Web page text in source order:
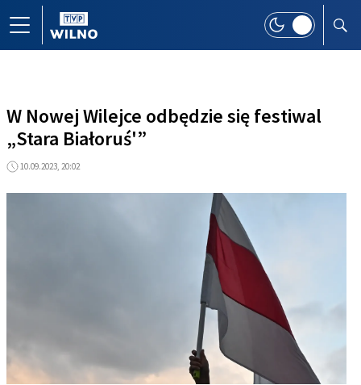
W Nowej Wilejce odbędzie się festiwal
„Stara Białoruś'”
10.09.2023, 20:02